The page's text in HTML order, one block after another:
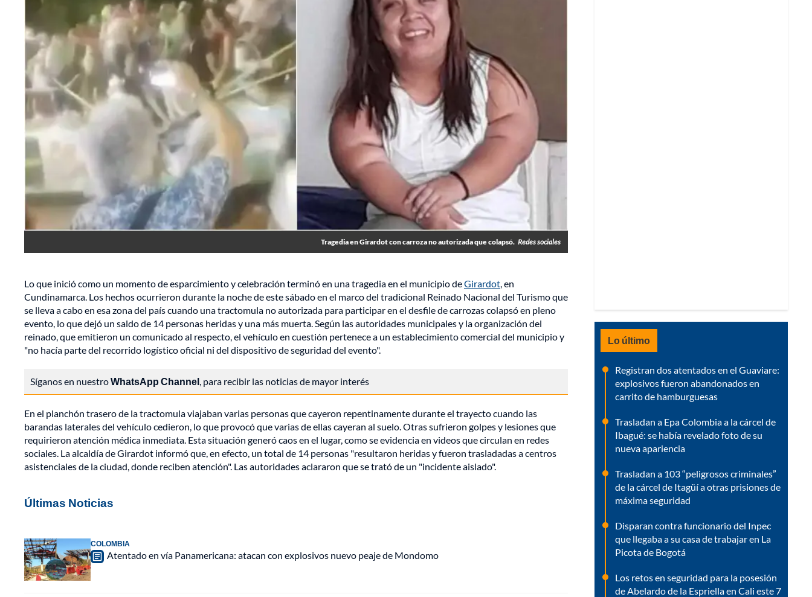
Tragedia en Girardot con carroza no autorizada que colapsó. Redes sociales
Lo que inició como un momento de esparcimiento y celebración terminó en una tragedia en el municipio deGirardot, en
Cundinamarca. Los hechos ocurrieron durante la noche de este sábado en el marco del tradicional Reinado Nacional del Turismo que
se lleva a cabo en esa zona del país cuando una tractomula no autorizada para participar en el desfile de carrozas colapsó en pleno
evento, lo que dejó un saldo de 14 personas heridas y una más muerta. Según las autoridades municipales y la organización del
reinado, que emitieron un comunicado al respecto, el vehículo en cuestión pertenece a un establecimiento comercial del municipio y
"no hacía parte del recorrido logístico oficial ni del dispositivo de seguridad del evento".
Síganos en nuestroWhatsApp Channel, para recibir las noticias de mayor interés
En el planchón trasero de la tractomula viajaban varias personas que cayeron repentinamente durante el trayecto cuando las
barandas laterales del vehículo cedieron, lo que provocó que varias de ellas cayeran al suelo. Otras sufrieron golpes y lesiones que
requirieron atención médica inmediata. Esta situación generó caos en el lugar, como se evidencia en videos que circulan en redes
sociales. La alcaldía de Girardot informó que, en efecto, un total de 14 personas "resultaron heridas y fueron trasladadas a centros
asistenciales de la ciudad, donde reciben atención". Las autoridades aclararon que se trató de un "incidente aislado".
Últimas Noticias
COLOMBIA
Atentado en vía Panamericana: atacan con explosivos nuevo peaje de Mondomo
Lo último
Registran dos atentados en el Guaviare:
explosivos fueron abandonados en
carrito de hamburguesas
Trasladan a Epa Colombia a la cárcel de
Ibagué: se había revelado foto de su
nueva apariencia
Trasladan a 103 “peligrosos criminales”
de la cárcel de Itagüí a otras prisiones de
máxima seguridad
Disparan contra funcionario del Inpec
que llegaba a su casa de trabajar en La
Picota de Bogotá
Los retos en seguridad para la posesión
de Abelardo de la Espriella en Cali este 7